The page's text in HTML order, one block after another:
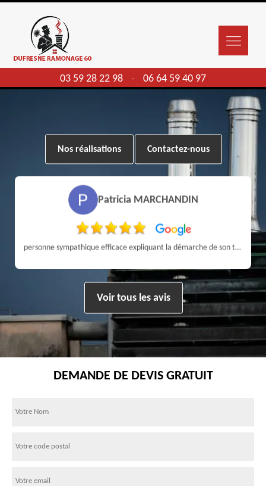
03 59 28 22 98 - 06 64 59 40 97
Nos réalisations Contactez-nous
Patricia MARCHANDIN
personne sympathique efficace expliquant la démarche de son travail pour un résultat de qualité . A recommander
Voir tous les avis
DEMANDE DE DEVIS GRATUIT